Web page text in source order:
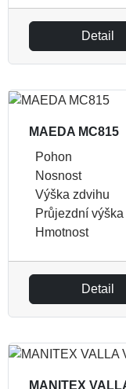
Detail
MAEDA MC815
Pohon
Nosnost
Výška zdvihu
Průjezdní výška
Hmotnost
Detail
MANITEX